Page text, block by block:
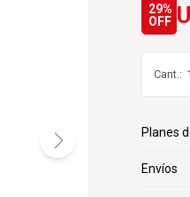
29
1
Planes
Envíos